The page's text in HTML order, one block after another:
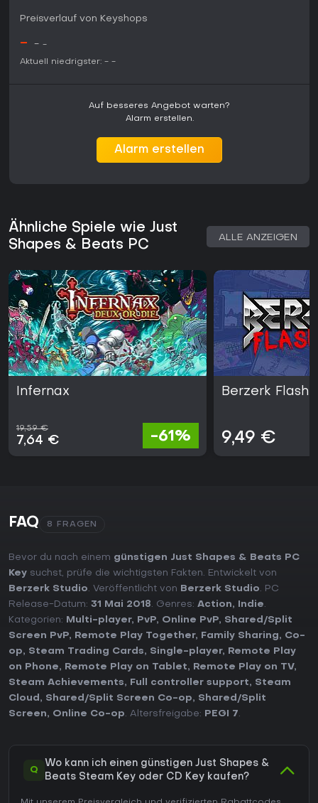
Preisverlauf von Keyshops
- - -
Aktuell niedrigster: - -
Auf besseres Angebot warten?
Alarm erstellen.
Alarm erstellen
Ähnliche Spiele wie Just
Shapes & Beats PC
ALLE ANZEIGEN
Infernax
19,59 €
7,64 € -61%
Berzerk
9,49 €
FAQ 8 FRAGEN
Bevor du nach einem günstigen Just Shapes & Beats PC
Key suchst, prüfe die wichtigsten Fakten. Entwickelt von
Berzerk Studio. Veröffentlicht von Berzerk Studio. PC
Release-Datum: 31 Mai 2018. Genres: Action, Indie.
Kategorien:
Multi-player, PvP, Online PvP, Shared/Split
Screen PvP, Remote Play Together, Family Sharing, Co-
op, Steam Trading Cards, Single-player,
Remote Play
on Phone, Remote Play on Tablet, Remote Play on TV,
Steam Achievements, Full controller support, Steam
Cloud , Shared/Split Screen Co-op, Shared/Split
Screen, Online Co-op. Altersfreigabe: PEGI 7.
Q
Wo kann ich einen günstigen Just Shapes &
Beats Steam Key oder CD Key kaufen?